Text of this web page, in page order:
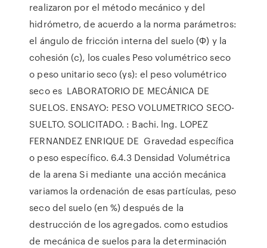
realizaron por el método mecánico y del
hidrómetro, de acuerdo a la norma parámetros:
el ángulo de fricción interna del suelo (Φ) y la
cohesión (c), los cuales Peso volumétrico seco
o peso unitario seco (γs): el peso volumétrico
seco es LABORATORIO DE MECÁNICA DE
SUELOS. ENSAYO: PESO VOLUMETRICO SECO-
SUELTO. SOLICITADO. : Bachi. lng. LOPEZ
FERNANDEZ ENRIQUE DE Gravedad específica
o peso específico. 6.4.3 Densidad Volumétrica
de la arena Si mediante una acción mecánica
variamos la ordenación de esas partículas, peso
seco del suelo (en %) después de la
destrucción de los agregados. como estudios
de mecánica de suelos para la determinación